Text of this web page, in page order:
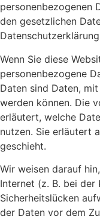
personenbezogenen
den gesetzlichen
Wenn Sie diese
personenbezogene
Daten sind Daten,
werden können. Die
erläutert, welche
nutzen. Sie erläutert
geschieht.
Wir weisen darauf
Internet (z. B. bei der
Sicherheitslücken
der Daten vor dem